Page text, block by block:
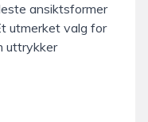
ansiktsformer
utmerket valg for
uttrykker